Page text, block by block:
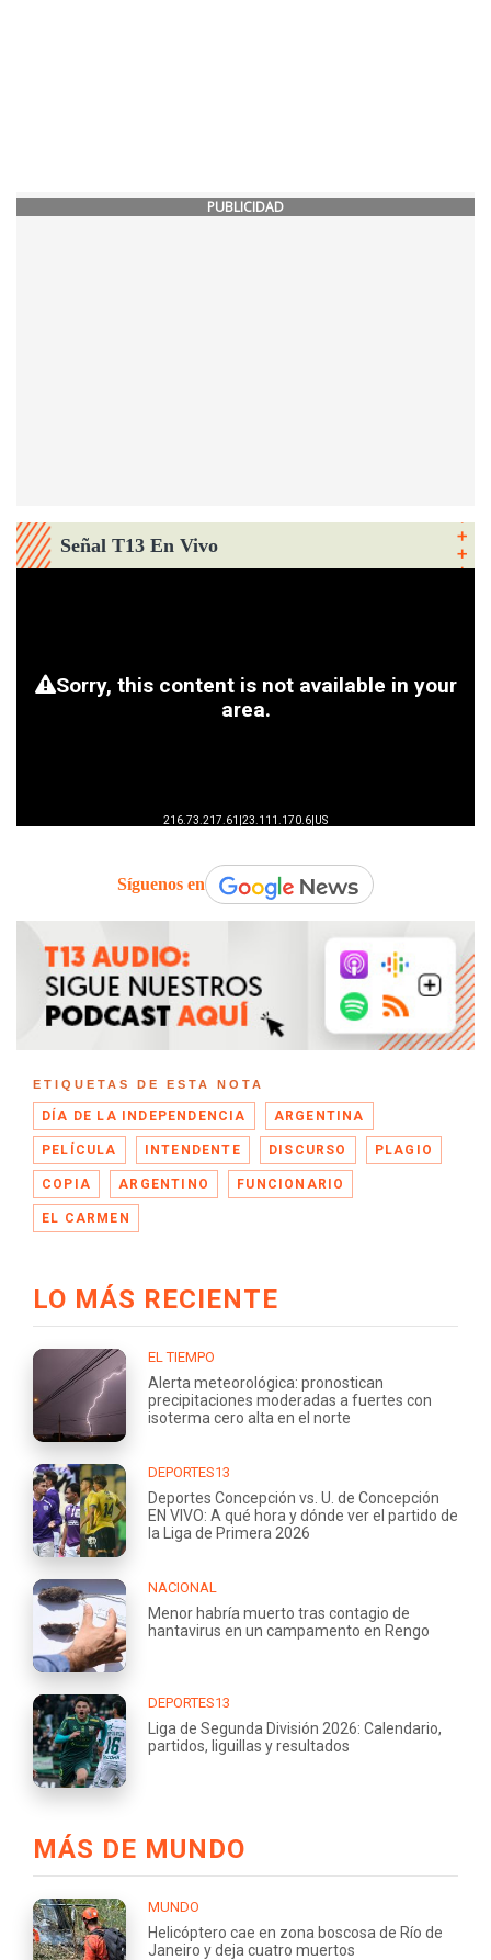
PUBLICIDAD
Señal T13 En Vivo
Síguenos en
ETIQUETAS DE ESTA NOTA
DÍA DE LA INDEPENDENCIA ARGENTINA
PELÍCULA INTENDENTE DISCURSO PLAGIO
COPIA ARGENTINO FUNCIONARIO
EL CARMEN
LO MÁS RECIENTE
EL TIEMPO
Alerta meteorológica: pronostican
precipitaciones moderadas a fuertes con
isoterma cero alta en el norte
DEPORTES13
Deportes Concepción vs. U. de Concepción
EN VIVO: A qué hora y dónde ver el partido de
la Liga de Primera 2026
NACIONAL
Menor habría muerto tras contagio de
hantavirus en un campamento en Rengo
DEPORTES13
Liga de Segunda División 2026: Calendario,
partidos, liguillas y resultados
MÁS DE MUNDO
MUNDO
Helicóptero cae en zona boscosa de Río de
Janeiro y deja cuatro muertos